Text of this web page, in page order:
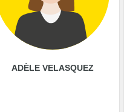
ADÈLE VELASQUEZ